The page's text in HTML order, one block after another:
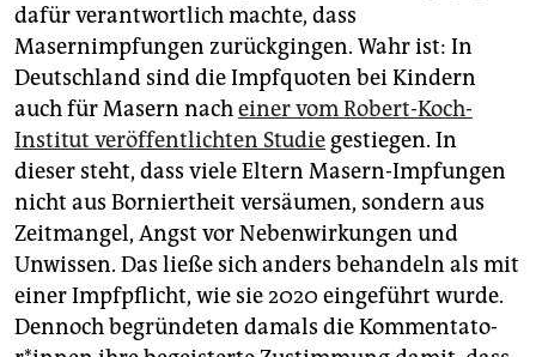
dafür verantwortlich machte, dass
Masernimpfungen zurückgingen. Wahr ist: In
Deutschland sind die Impfquoten bei Kindern
auch für Masern nacheiner vom Robert-Koch-
Institut veröffentlichten Studie gestiegen. In
dieser steht, dass viele Eltern Masern-Impfungen
nicht aus Borniertheit versäumen, sondern aus
Zeitmangel, Angst vor Nebenwirkungen und
Unwissen. Das ließe sich anders behandeln als mit
einer Impfpflicht, wie sie 2020 eingeführt wurde.
Dennoch begründeten damals die Kom­men­ta­to­